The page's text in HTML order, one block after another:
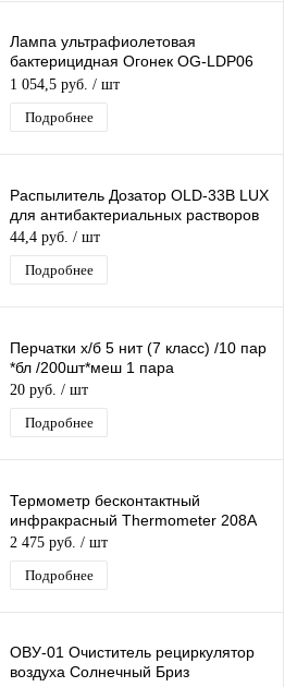
Лампа ультрафиолетовая
бактерицидная Огонек OG-LDP06
дезинфекция (3Вт)
1 054,5 руб. / шт
Подробнее
Распылитель Дозатор OLD-33B LUX
для антибактериальных растворов
44,4 руб. / шт
Подробнее
Перчатки х/б 5 нит (7 класс) /10 пар
*бл /200шт*меш 1 пара
20 руб. / шт
Подробнее
Термометр бесконтактный
инфракрасный Thermometer 208A
2 475 руб. / шт
Подробнее
ОВУ-01 Очиститель рециркулятор
воздуха Солнечный Бриз